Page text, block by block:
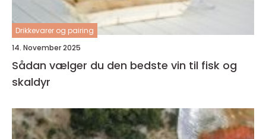
Drikkevarer og pairing
14. November 2025
Sådan vælger du den bedste vin til fisk og
skaldyr